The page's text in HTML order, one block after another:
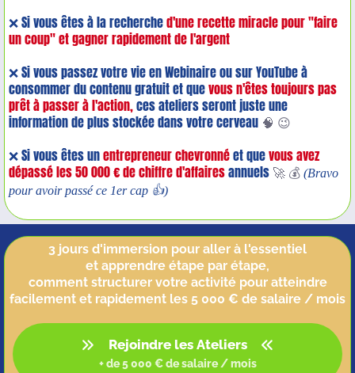
❌ Si vous êtes à la recherched'une recette miracle pour "faire
un coup" et gagner rapidement de l'argent
❌ Si vous passez votre vie en Webinaire ou sur YouTube à
consommer du contenu gratuit et quevous n'êtes toujours pas
prêt à passer à l'action,ces ateliers seront juste une
information de plus stockée dans votre cerveau 🧠 😉
❌ Si vous êtes unentrepreneur chevronnéet quevous avez
dépassé les 50 000 € de chiffre d'affairesannuels 🚀 💰 (Bravo
pour avoir passé ce 1er cap 👍)
3 jours d'immersion pour aller à l'essentiel
et apprendre étape par étape,
comment structurer votre activité pour atteindre
facilement et rapidement les 5 000 € de salaire / mois
Rejoindre les Ateliers
+ de 5 000 € de salaire / mois